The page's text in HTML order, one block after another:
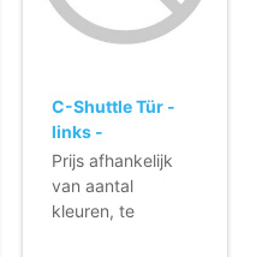
C-Shuttle Tür -
links -
personalisierter
Druck
Prijs afhankelijk
van aantal
kleuren, te